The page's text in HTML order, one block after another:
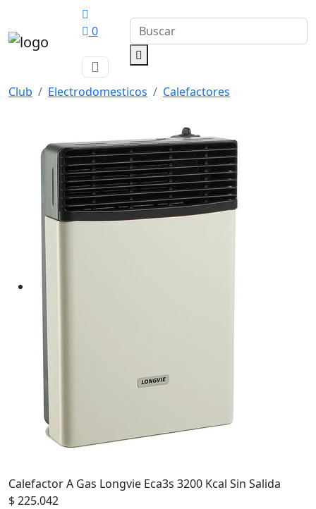
0
Club Electrodomesticos Calefactores
Calefactor A Gas Longvie Eca3s 3200 Kcal Sin Salida
$ 225.042